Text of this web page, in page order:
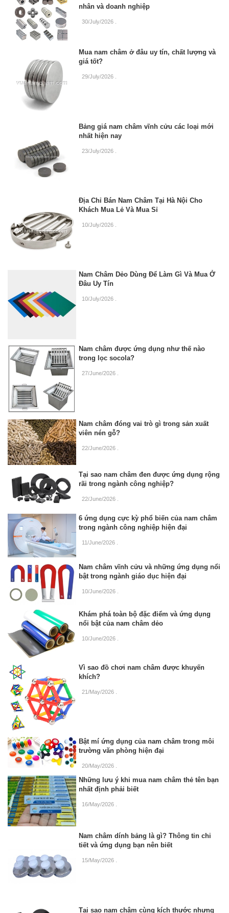
nhân và doanh nghiệp
30/July/2026
Mua nam châm ở đâu uy tín, chất lượng và
giá tốt?
29/July/2026
Bảng giá nam châm vĩnh cửu các loại mới
nhất hiện nay
23/July/2026
Địa Chỉ Bán Nam Châm Tại Hà Nội Cho
Khách Mua Lẻ Và Mua Sỉ
10/July/2026
Nam Châm Dẻo Dùng Để Làm Gì Và Mua Ở
Đâu Uy Tín
10/July/2026
Nam châm được ứng dụng như thế nào
trong lọc socola?
27/June/2026
Nam châm đóng vai trò gì trong sản xuất
viên nén gỗ?
22/June/2026
Tại sao nam châm đen được ứng dụng rộng
rãi trong ngành công nghiệp?
22/June/2026
6 ứng dụng cực kỳ phổ biến của nam châm
trong ngành công nghiệp hiện đại
11/June/2026
Nam châm vĩnh cửu và những ứng dụng nổi
bật trong ngành giáo dục hiện đại
10/June/2026
Khám phá toàn bộ đặc điểm và ứng dụng
nổi bật của nam châm dẻo
10/June/2026
Vì sao đồ chơi nam châm được khuyến
khích?
21/May/2026
Bật mí ứng dụng của nam châm trong môi
trường văn phòng hiện đại
20/May/2026
Những lưu ý khi mua nam châm thẻ tên bạn
nhất định phải biết
16/May/2026
Nam châm dính bảng là gì? Thông tin chi
tiết và ứng dụng bạn nên biết
15/May/2026
Tại sao nam châm cùng kích thước nhưng